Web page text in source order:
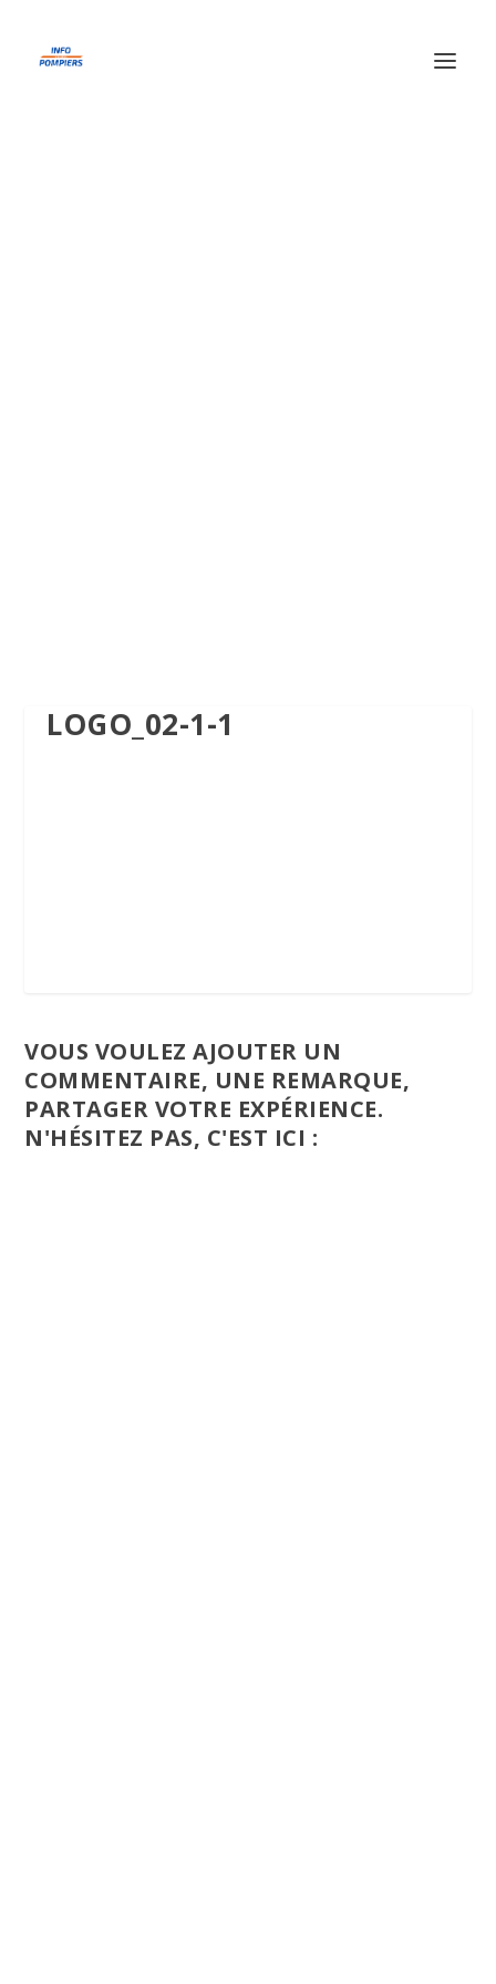
LOGO_02-1-1
VOUS VOULEZ AJOUTER UN
COMMENTAIRE, UNE REMARQUE,
PARTAGER VOTRE EXPÉRIENCE.
N'HÉSITEZ PAS, C'EST ICI :